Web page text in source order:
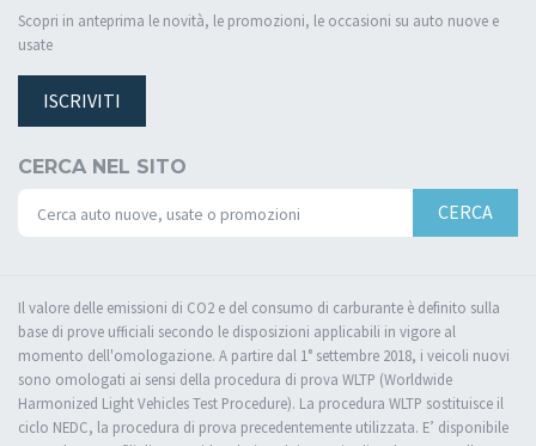
Scopri in anteprima le novità, le promozioni, le occasioni su auto nuove e
usate
ISCRIVITI
CERCA NEL SITO
CERCA
Il valore delle emissioni di CO2 e del consumo di carburante è definito sulla
base di prove ufficiali secondo le disposizioni applicabili in vigore al
momento dell'omologazione. A partire dal 1° settembre 2018, i veicoli nuovi
sono omologati ai sensi della procedura di prova WLTP (Worldwide
Harmonized Light Vehicles Test Procedure). La procedura WLTP sostituisce il
ciclo NEDC, la procedura di prova precedentemente utilizzata. E’ disponibile